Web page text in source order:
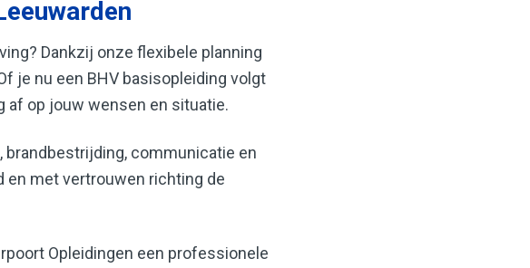
Dankzij onze flexibele planning
je nu een BHV basisopleiding volgt
af op jouw wensen en situatie.
brandbestrijding, communicatie en
en met vertrouwen richting de
Opleidingen een professionele